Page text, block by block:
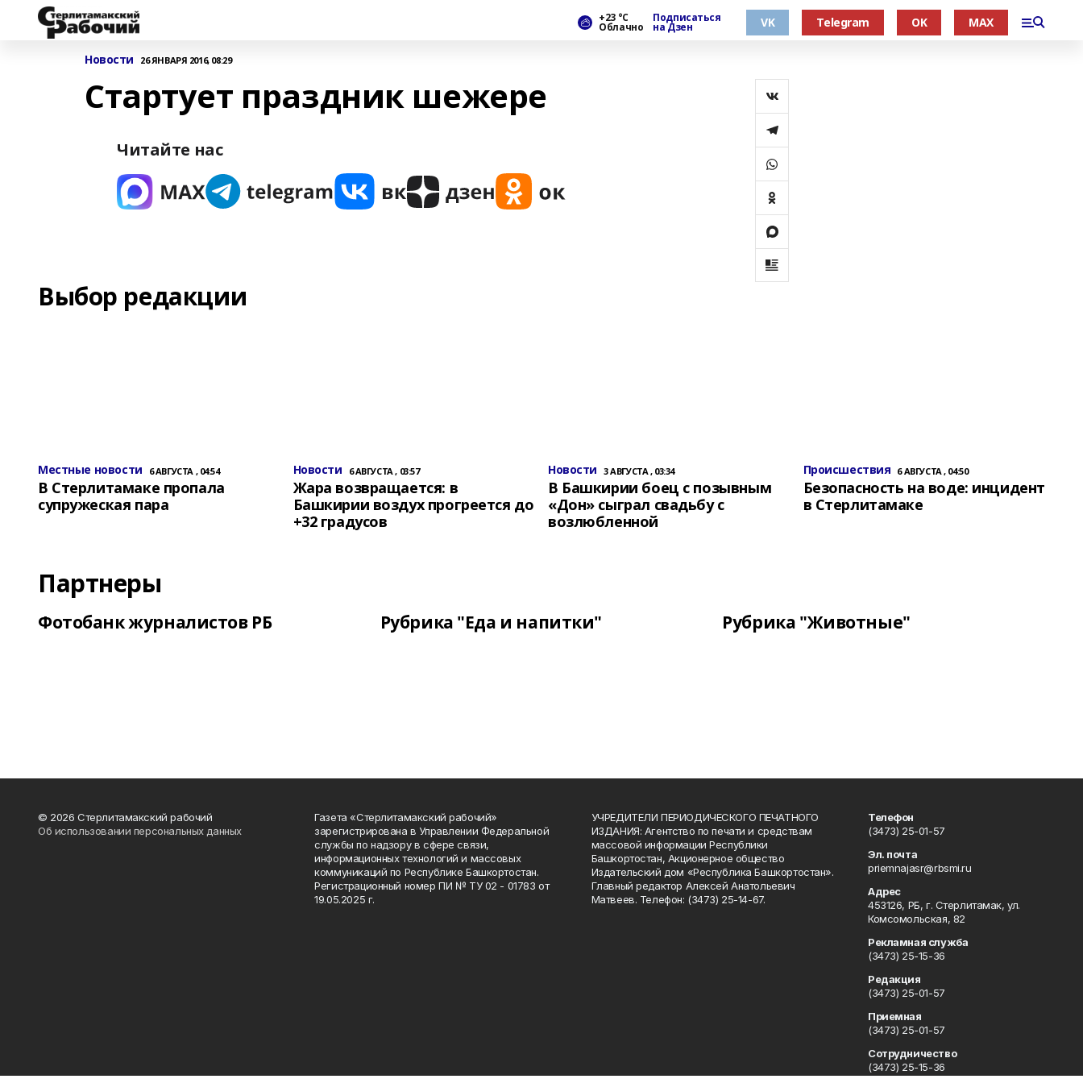
+23 °С
Облачно
Подписаться
на Дзен VK Telegram OK MAX
Новости 26 ЯНВАРЯ 2016, 08:29
Стартует праздник шежере
Читайте нас
Выбор редакции
Местные новости 6 АВГУСТА , 04:54
В Стерлитамаке пропала
супружеская пара
Новости 6 АВГУСТА , 03:57
Жара возвращается: в
Башкирии воздух прогреется до
+32 градусов
Новости 3 АВГУСТА , 03:34
В Башкирии боец с позывным
«Дон» сыграл свадьбу с
возлюбленной
Происшествия 6 АВГУСТА , 04:50
Безопасность на воде: инцидент
в Стерлитамаке
Партнеры
Фотобанк журналистов РБ Рубрика "Еда и напитки" Рубрика "Животные"
© 2026 Стерлитамакский рабочий
Об использовании персональных данных
Газета «Стерлитамакский рабочий»
зарегистрирована в Управлении Федеральной
службы по надзору в сфере связи,
информационных технологий и массовых
коммуникаций по Республике Башкортостан.
Регистрационный номер ПИ № ТУ 02 - 01783 от
19.05.2025 г.
УЧРЕДИТЕЛИ ПЕРИОДИЧЕСКОГО ПЕЧАТНОГО
ИЗДАНИЯ: Агентство по печати и средствам
массовой информации Республики
Башкортостан, Акционерное общество
Издательский дом «Республика Башкортостан».
Главный редактор Алексей Анатольевич
Матвеев. Телефон: (3473) 25-14-67.
Телефон
(3473) 25-01-57
Эл. почта
priemnajasr@rbsmi.ru
Адрес
453126, РБ, г. Стерлитамак, ул.
Комсомольская, 82
Рекламная служба
(3473) 25-15-36
Редакция
(3473) 25-01-57
Приемная
(3473) 25-01-57
Сотрудничество
(3473) 25-15-36